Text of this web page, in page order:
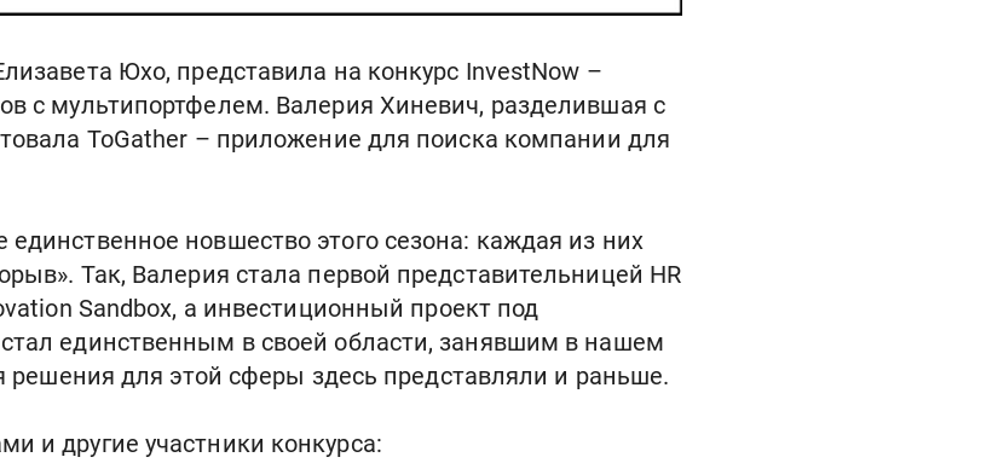
Юхо, представила на конкурс InvestNow –
с мультипортфелем. Валерия Хиневич, разделившая с
ToGather – приложение для поиска компании для
новшество этого сезона: каждая из них
Так, Валерия стала первой представительницей HR
Sandbox, а инвестиционный проект под
единственным в своей области, занявшим в нашем
решения для этой сферы здесь представляли и раньше.
и другие участники конкурса: